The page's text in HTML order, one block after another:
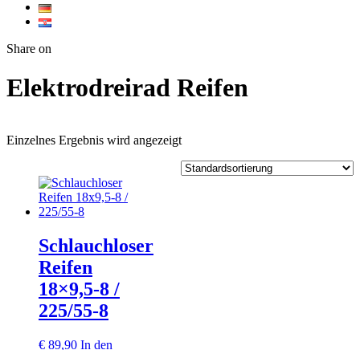
Share on
Elektrodreirad Reifen
Einzelnes Ergebnis wird angezeigt
Schlauchloser
Reifen
18×9,5-8 /
225/55-8
€ 89,90 In den